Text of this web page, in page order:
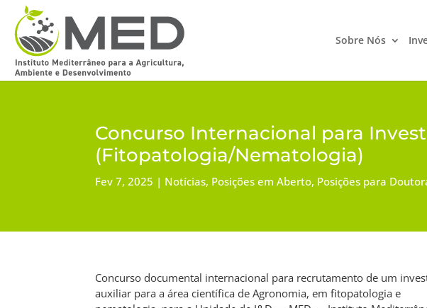
Sobre Nós
Concurso Internacional para
(Fitopatologia/Nematologia)
Fev 7, 2025 Notícias, Posições em Aberto, Posições para
Concurso documental internacional para recrutamento de um
auxiliar para a área científica de Agronomia, em fitopatologia e